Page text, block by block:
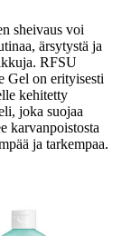
sheivaus voi
ärsytystä ja
RFSU
Gel on erityisesti
kehitetty
joka suojaa
karvanpoistosta
ja tarkempaa.